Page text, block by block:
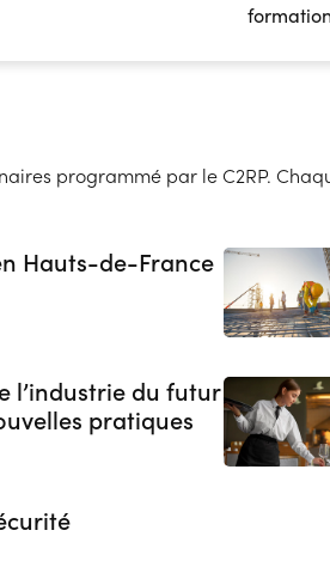
programmé par le C2RP.
Hauts-de-France
l’industrie du futur
pratiques